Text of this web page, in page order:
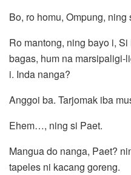
Bo, ro homu, Ompung, ning
Ro mantong, ning bayo i,
bagas, hum na marsipaligi-
i. Inda nanga?
Anggoi ba. Tarjomak iba
Ehem…, ning si Paet.
Mangua do nanga, Paet?
tapeles ni kacang goreng.